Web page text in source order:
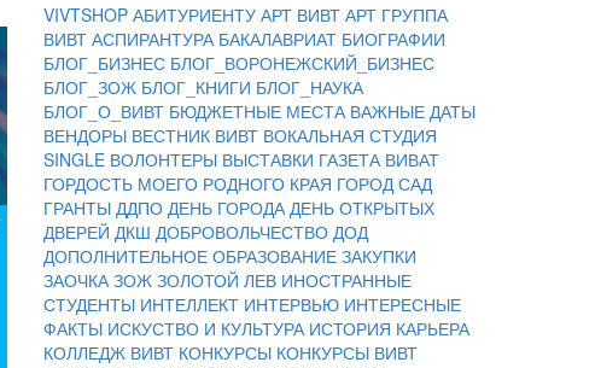
VIVTSHOP АБИТУРИЕНТУ АРТ ВИВТ АРТ ГРУППА
ВИВТ АСПИРАНТУРА БАКАЛАВРИАТ БИОГРАФИИ
БЛОГ_БИЗНЕС БЛОГ_ВОРОНЕЖСКИЙ_БИЗНЕС
БЛОГ_ЗОЖ БЛОГ_КНИГИ БЛОГ_НАУКА
БЛОГ_О_ВИВТ БЮДЖЕТНЫЕ МЕСТА ВАЖНЫЕ ДАТЫ
ВЕНДОРЫ ВЕСТНИК ВИВТ ВОКАЛЬНАЯ СТУДИЯ
SINGLE ВОЛОНТЕРЫ ВЫСТАВКИ ГАЗЕТА ВИВАТ
ГОРДОСТЬ МОЕГО РОДНОГО КРАЯ ГОРОД САД
ГРАНТЫ ДДПО ДЕНЬ ГОРОДА ДЕНЬ ОТКРЫТЫХ
ДВЕРЕЙ ДКШ ДОБРОВОЛЬЧЕСТВО ДОД
ДОПОЛНИТЕЛЬНОЕ ОБРАЗОВАНИЕ ЗАКУПКИ
ЗАОЧКА ЗОЖ ЗОЛОТОЙ ЛЕВ ИНОСТРАННЫЕ
СТУДЕНТЫ ИНТЕЛЛЕКТ ИНТЕРВЬЮ ИНТЕРЕСНЫЕ
ФАКТЫ ИСКУСТВО И КУЛЬТУРА ИСТОРИЯ КАРЬЕРА
КОЛЛЕДЖ ВИВТ КОНКУРСЫ КОНКУРСЫ ВИВТ